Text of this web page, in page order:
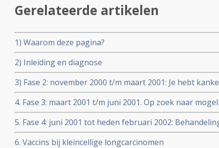
Gerelateerde artikelen
1) Waarom deze pagina?
2) Inleiding en diagnose
3) Fase 2: november 2000 t/m maart 2001: Je hebt
4. Fase 3: maart 2001 t/m juni 2001. Op zoek naar
5. Fase 4: juni 2001 tot heden februari 2002:
6. Vaccins bij kleincellige longcarcinomen